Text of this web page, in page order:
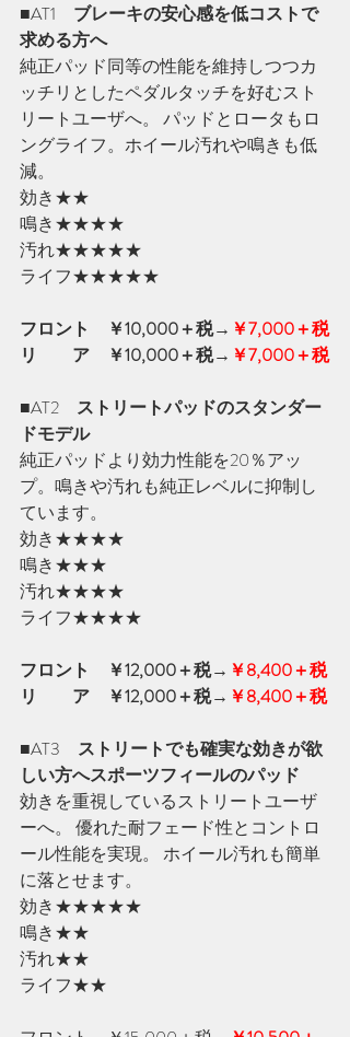
■AT1 ブレーキの安心感を低コストで
求める方へ
純正パッド同等の性能を維持しつつカ
ッチリとしたペダルタッチを好むスト
リートユーザへ。 パッドとロータもロ
ングライフ。ホイール汚れや鳴きも低
減。
効き★★
鳴き★★★★
汚れ★★★★★
ライフ★★★★★
フロント　￥10,000＋税→ ￥7,000＋税
リ　　ア　￥10,000＋税→ ￥7,000＋税
■AT2 ストリートパッドのスタンダー
ドモデル
純正パッドより効力性能を20％アッ
プ。鳴きや汚れも純正レベルに抑制し
ています。
効き★★★★
鳴き★★★
汚れ★★★★
ライフ★★★★
フロント　￥12,000＋税→ ￥8,400＋税
リ　　ア　￥12,000＋税→ ￥8,400＋税
■AT3 ストリートでも確実な効きが欲
しい方へスポーツフィールのパッド
効きを重視しているストリートユーザ
ーへ。 優れた耐フェード性とコントロ
ール性能を実現。 ホイール汚れも簡単
に落とせます。
効き★★★★★
鳴き★★
汚れ★★
ライフ★★